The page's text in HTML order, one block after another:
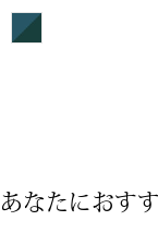
／チュニック
あなたにおす